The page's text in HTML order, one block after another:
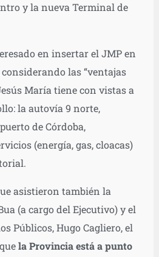
y la nueva Terminal de
en insertar el JMP en
las “ventajas
María tiene con vistas a
la autovía 9 norte,
de Córdoba,
(energía, gas, cloacas)
asistieron también la
(a cargo del Ejecutivo) y el
Públicos, Hugo Cagliero, el
la Provincia está a punto